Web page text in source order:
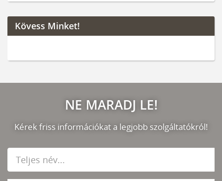
Kövess Minket!
NE MARADJ LE!
Kérek friss információkat a legjobb szolgáltatókról!